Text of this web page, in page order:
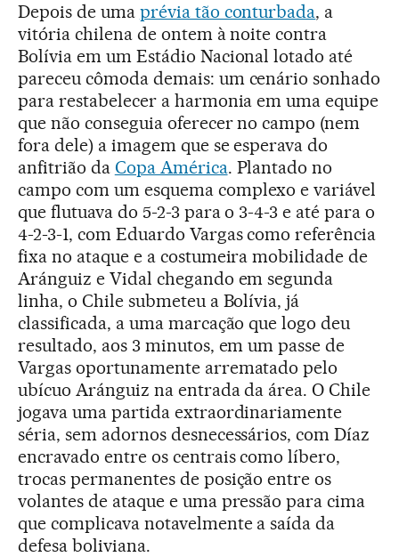
Depois de uma prévia tão conturbada, a
vitória chilena de ontem à noite contra
Bolívia em um Estádio Nacional lotado até
pareceu cômoda demais: um cenário sonhado
para restabelecer a harmonia em uma equipe
que não conseguia oferecer no campo (nem
fora dele) a imagem que se esperava do
anfitrião da Copa América. Plantado no
campo com um esquema complexo e variável
que flutuava do 5-2-3 para o 3-4-3 e até para o
4-2-3-1, com Eduardo Vargas como referência
fixa no ataque e a costumeira mobilidade de
Aránguiz e Vidal chegando em segunda
linha, o Chile submeteu a Bolívia, já
classificada, a uma marcação que logo deu
resultado, aos 3 minutos, em um passe de
Vargas oportunamente arrematado pelo
ubícuo Aránguiz na entrada da área. O Chile
jogava uma partida extraordinariamente
séria, sem adornos desnecessários, com Díaz
encravado entre os centrais como líbero,
trocas permanentes de posição entre os
volantes de ataque e uma pressão para cima
que complicava notavelmente a saída da
defesa boliviana.